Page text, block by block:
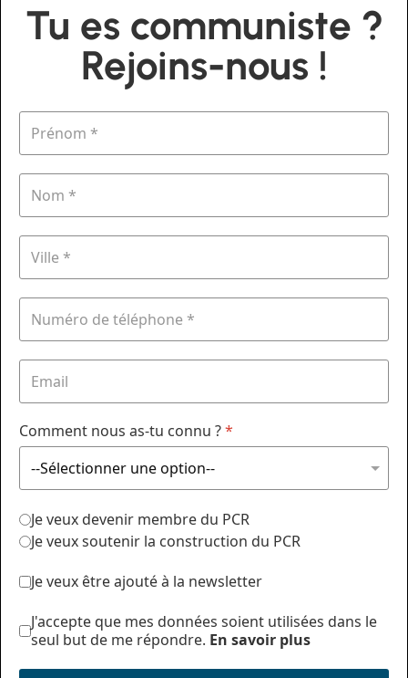
Tu es communiste ?
Rejoins-nous !
Comment nous as-tu connu ?*
Je veux devenir membre du PCR
Je veux soutenir la construction du PCR
Je veux être ajouté à la newsletter
J'accepte que mes données soient utilisées dans le
seul but de me répondre. En savoir plus